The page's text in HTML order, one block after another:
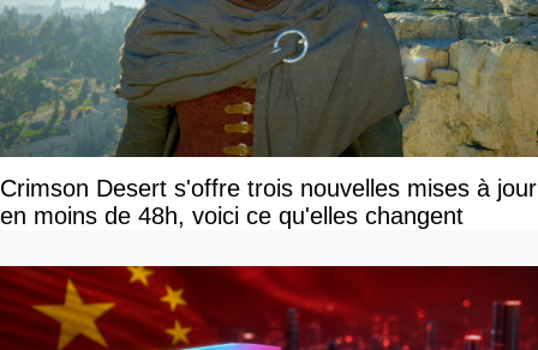
Crimson Desert s'offre trois nouvelles mises à jour
en moins de 48h, voici ce qu'elles changent